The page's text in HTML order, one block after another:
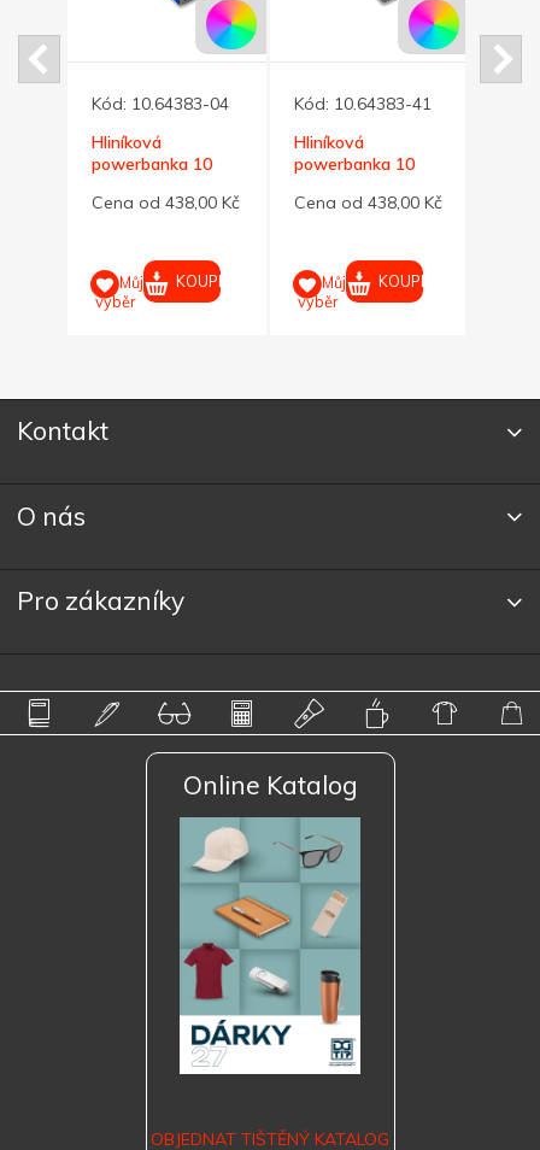
Kód: 10.64383-04
Hliníková
powerbanka 10
Cena od 438,00 Kč
Můj
výběr
KOUPIT
Kód: 10.64383-41
Hliníková
powerbanka 10
Cena od 438,00 Kč
Můj
výběr
KOUPIT
Kontakt
O nás
Pro zákazníky
Online Katalog
OBJEDNAT TIŠTĚNÝ KATALOG